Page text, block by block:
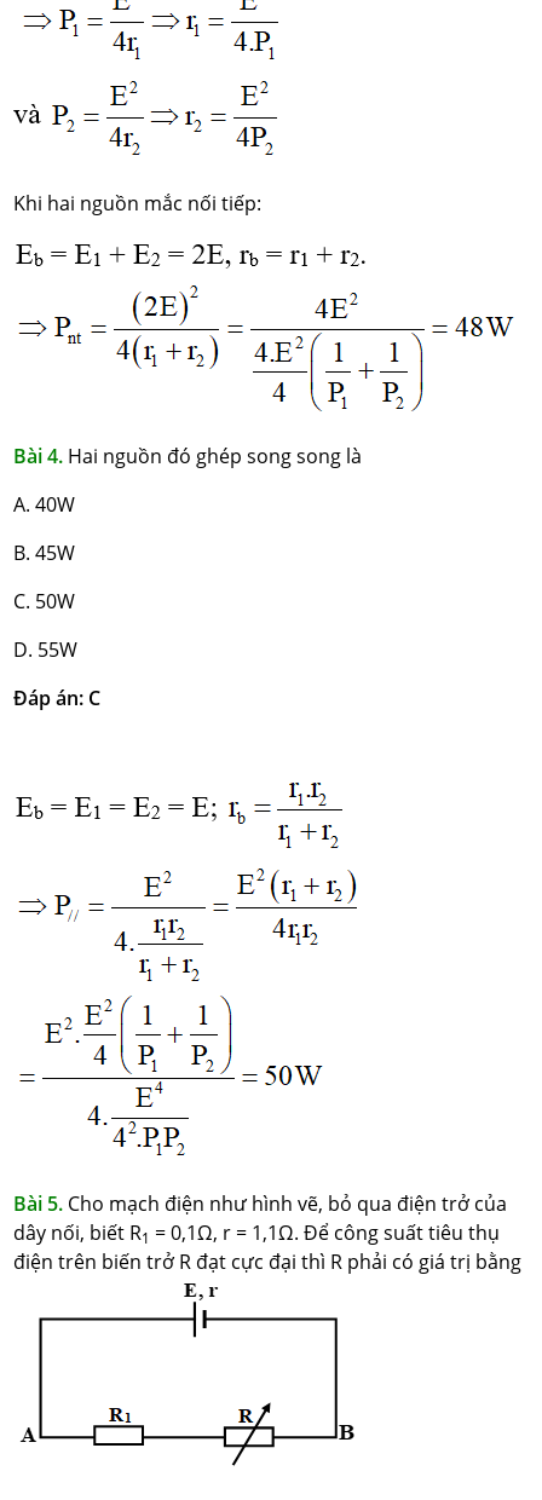
Khi hai nguồn mắc nối tiếp:
Bài 4. Hai nguồn đó ghép song song là
A. 40W
B. 45W
C. 50W
D. 55W
Đáp án: C
Bài 5. Cho mạch điện như hình vẽ, bỏ qua điện trở của
dây nối, biết R1 = 0,1Ω, r = 1,1Ω. Để công suất tiêu thụ
điện trên biến trở R đạt cực đại thì R phải có giá trị bằng